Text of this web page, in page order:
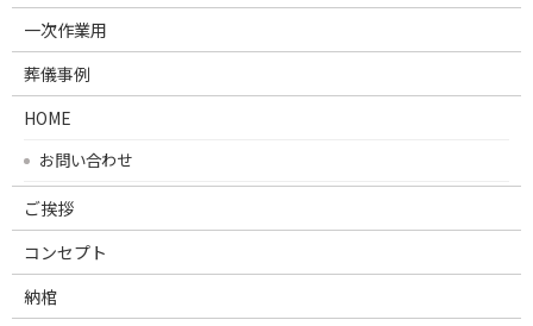
一次作業用
葬儀事例
HOME
お問い合わせ
ご挨拶
コンセプト
納棺